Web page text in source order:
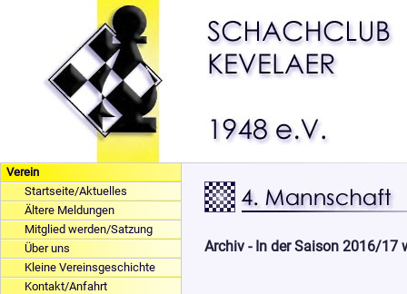
Verein
Startseite/Aktuelles
Ältere Meldungen
Mitglied werden/Satzung
Über uns
Kleine Vereinsgeschichte
Kontakt/Anfahrt
Archiv - In der Saison 2016/17